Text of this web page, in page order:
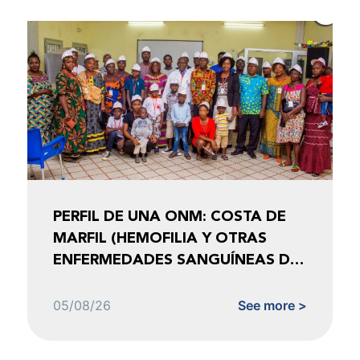
PERFIL DE UNA ONM: COSTA DE
MARFIL (HEMOFILIA Y OTRAS
ENFERMEDADES SANGUÍNEAS DE
05/08/26 See more >